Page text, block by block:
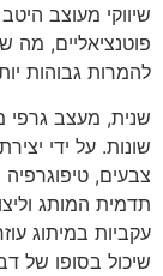
שיווקי מעוצב
פוטנציאליים, מה
להמרות גבוהות
שנית, מעצב גרפי
שונות. על ידי
צבעים,
תדמית המותג
עקביות במיתוג
שיכול בסופו של